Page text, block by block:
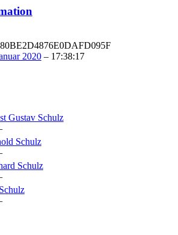
2020 – 17:38:17
Gustav Schulz
Schulz
Schulz
Schulz